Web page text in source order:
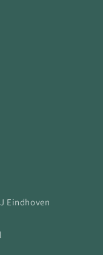
Eindhoven